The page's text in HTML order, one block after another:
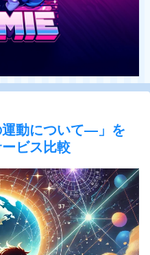
動について―」を
ビス比較